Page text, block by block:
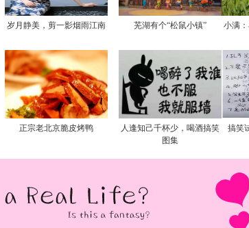
岁月静美，剪一影烟雨江南 芜湖有个“松鼠小镇”
小满
正宗老北京脆皮烤鸭
人逢知己千杯少，喝酒搞笑
图集
搞笑